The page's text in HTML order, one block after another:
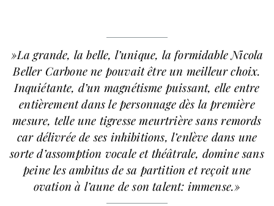
»La grande, la belle, l’unique, la formidable Nicola
Beller Carbone ne pouvait être un meilleur choix.
Inquiétante, d’un magnétisme puissant, elle entre
entièrement dans le personnage dès la première
mesure, telle une tigresse meurtrière sans remords
car délivrée de ses inhibitions, l’enlève dans une
sorte d’assomption vocale et théâtrale, domine sans
peine les ambitus de sa partition et reçoit une
ovation à l’aune de son talent: immense.»